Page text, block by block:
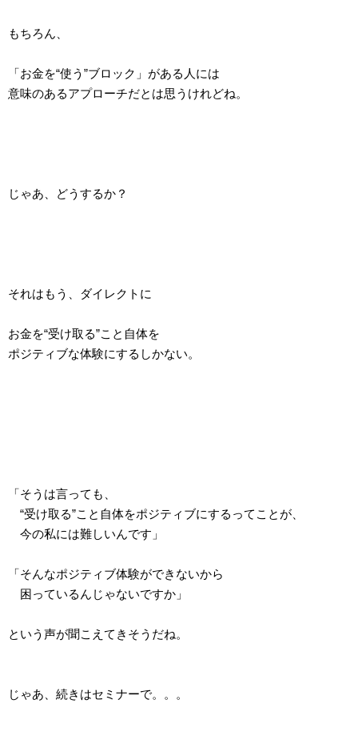
もちろん、
「お金を“使う”ブロック」がある人には
意味のあるアプローチだとは思うけれどね。
じゃあ、どうするか？
それはもう、ダイレクトに
お金を“受け取る”こと自体を
ポジティブな体験にするしかない。
「そうは言っても、
“受け取る”こと自体をポジティブにするってことが、
今の私には難しいんです」
「そんなポジティブ体験ができないから
困っているんじゃないですか」
という声が聞こえてきそうだね。
じゃあ、続きはセミナーで。。。